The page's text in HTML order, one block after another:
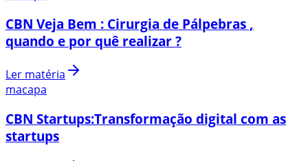
CBN Veja Bem : Cirurgia de Pálpebras ,
quando e por quê realizar ?
Ler matéria
macapa
CBN Startups:Transformação digital com as
startups